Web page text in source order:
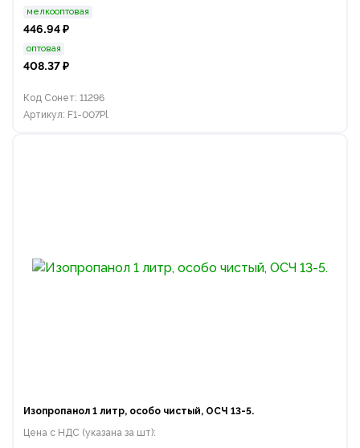
мелкооптовая
446.94 ₽
оптовая
408.37 ₽
Код Сонет: 11296
Артикул: F1-007Pl
Изопропанол 1 литр, особо чистый, ОСЧ 13-5.
Цена с НДС (указана за шт):